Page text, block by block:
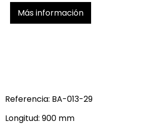
Más información
Referencia: BA-013-29
Longitud: 900 mm